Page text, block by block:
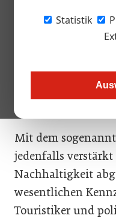
Statistik
Wie sehen die
Werbung-
Mit dem
jedenfalls
Nachhaltigkeit
wesentlichen
Touristiker und